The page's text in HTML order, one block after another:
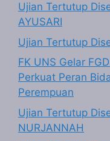
Ujian Tertutup
AYUSARI
Ujian Tertutup
FK UNS Gelar
Perkuat Peran
Perempuan
Ujian Tertutup
NURJANNAH